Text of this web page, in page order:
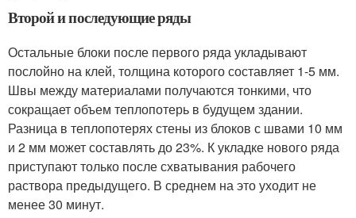
Второй и последующие ряды
Остальные блоки после первого ряда укладывают
послойно на клей, толщина которого составляет 1-5 мм.
Швы между материалами получаются тонкими, что
сокращает объем теплопотерь в будущем здании.
Разница в теплопотерях стены из блоков с швами 10 мм
и 2 мм может составлять до 23%. К укладке нового ряда
приступают только после схватывания рабочего
раствора предыдущего. В среднем на это уходит не
менее 30 минут.